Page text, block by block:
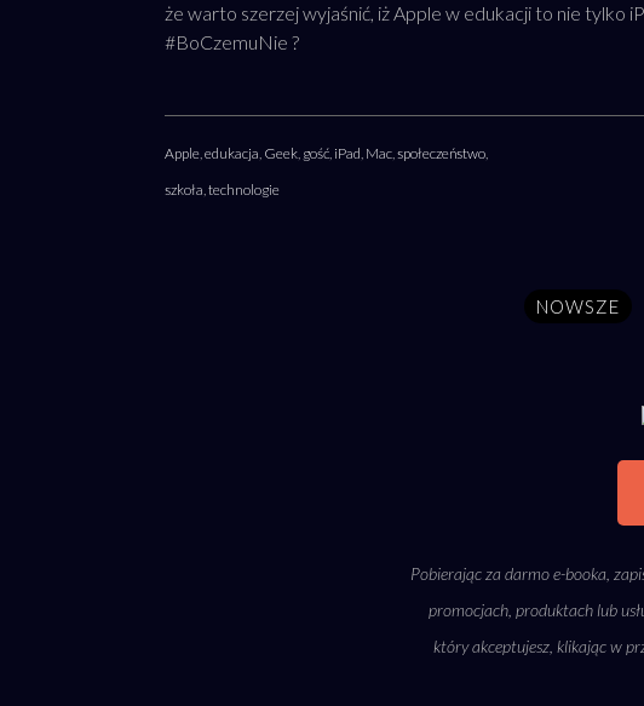
że warto szerzej wyjaśnić, iż Apple w edukacji to nie tylko
#BoCzemuNie ?
Apple,edukacja, Geek, gość, iPad, Mac,społeczeństwo,
szkoła,technologie
NOWSZE
Pobierając za darmo e-booka,
promocjach, produktach lub
który akceptujesz, klikając w